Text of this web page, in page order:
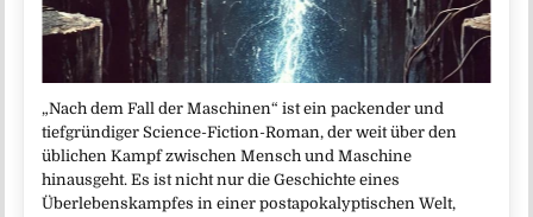
„Nach dem Fall der Maschinen“ ist ein packender und
tiefgründiger Science-Fiction-Roman, der weit über den
üblichen Kampf zwischen Mensch und Maschine
hinausgeht. Es ist nicht nur die Geschichte eines
Überlebenskampfes in einer postapokalyptischen Welt,